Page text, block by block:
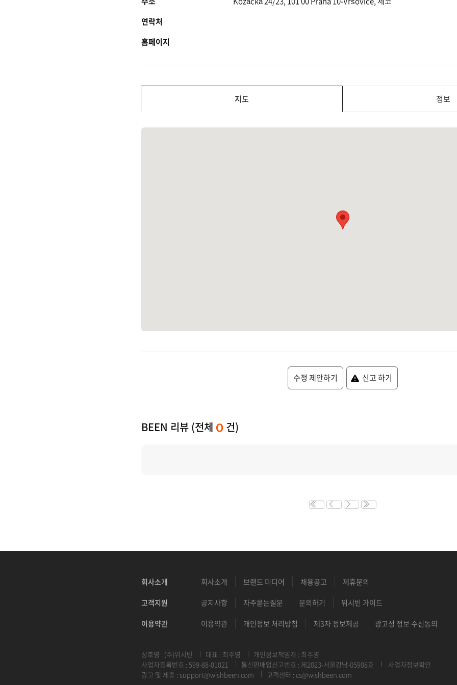
연락처
홈페이지
지도 정보
수정 제안하기 신고 하기
BEEN 리뷰 (전체 0 건)
회사소개 회사소개 브랜드 미디어 채용공고 제휴문의
고객지원 공지사항 자주묻는질문 문의하기 위시빈 가이드
이용약관 이용약관 개인정보 처리방침 제3자 정보제공 광고성 정보 수신동의
상호명 : (주)위시빈 대표 : 최주영
개인정보책임자 : 최주영
사업자등록번호 : 599-88-01021
통신판매업신고번호 : 제2023-서울강남-05908호
사업자정보확인
광고 및 제휴 : support@wishbeen.com 고객센터 : cs@wishbeen.com